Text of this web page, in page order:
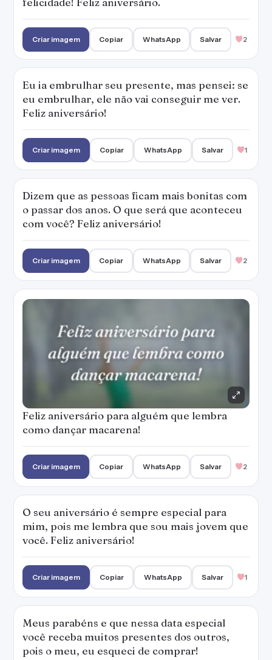
Criar imagem Copiar WhatsApp Salvar 2
Eu ia embrulhar seu presente, mas pensei: se
eu embrulhar, ele não vai conseguir me ver.
Feliz aniversário!
Criar imagem Copiar WhatsApp Salvar 1
Dizem que as pessoas ficam mais bonitas com
o passar dos anos. O que será que aconteceu
com você? Feliz aniversário!
Criar imagem Copiar WhatsApp Salvar 2
Feliz aniversário para alguém que lembra
como dançar macarena!
Criar imagem Copiar WhatsApp Salvar 2
O seu aniversário é sempre especial para
mim, pois me lembra que sou mais jovem que
você. Feliz aniversário!
Criar imagem Copiar WhatsApp Salvar 1
Meus parabéns e que nessa data especial
você receba muitos presentes dos outros,
pois o meu, eu esqueci de comprar!